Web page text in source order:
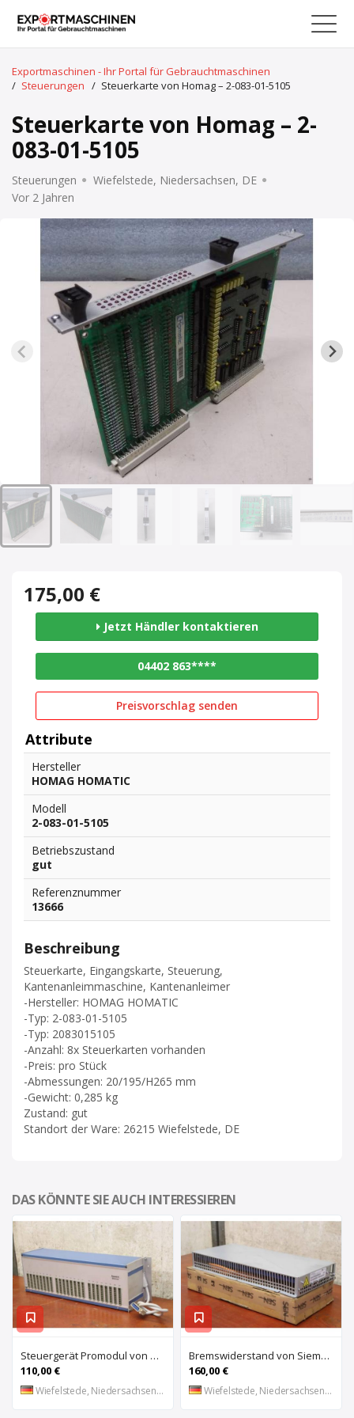
Exportmaschinen - Ihr Portal für Gebrauchtmaschinen
/ Steuerungen / Steuerkarte von Homag – 2-083-01-5105
Steuerkarte von Homag – 2-
083-01-5105
Steuerungen
Wiefelstede, Niedersachsen, DE
Vor 2 Jahren
175,00 €
Jetzt Händler kontaktieren
04402 863****
Preisvorschlag senden
Attribute
Hersteller
HOMAG HOMATIC
Modell
2-083-01-5105
Betriebszustand
gut
Referenznummer
13666
Beschreibung
Steuerkarte, Eingangskarte, Steuerung,
Kantenanleimmaschine, Kantenanleimer
-Hersteller: HOMAG HOMATIC
-Typ: 2-083-01-5105
-Typ: 2083015105
-Anzahl: 8x Steuerkarten vorhanden
-Preis: pro Stück
-Abmessungen: 20/195/H265 mm
-Gewicht: 0,285 kg
Zustand: gut
Standort der Ware: 26215 Wiefelstede, DE
DAS KÖNNTE SIE AUCH INTERESSIEREN
Steuergerät Promodul von Schleicher Ilsemann – KEG 24-30 KCD 1
110,00 €
Wiefelstede, Niedersachsen, DE
Bremswiderstand von Siemens – 6SL3100-1BE21-3AA0
160,00 €
Wiefelstede, Niedersachsen, DE